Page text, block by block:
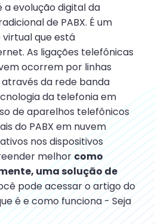
a evolução digital da
de PABX. É um
que está
As ligações telefônicas
ocorrem por linhas
da rede banda
da telefonia em
de aparelhos telefônicos
do PABX em nuvem
nos dispositivos
melhorcomo
uma solução de
pode acessar o artigo do
é e como funciona - Seja